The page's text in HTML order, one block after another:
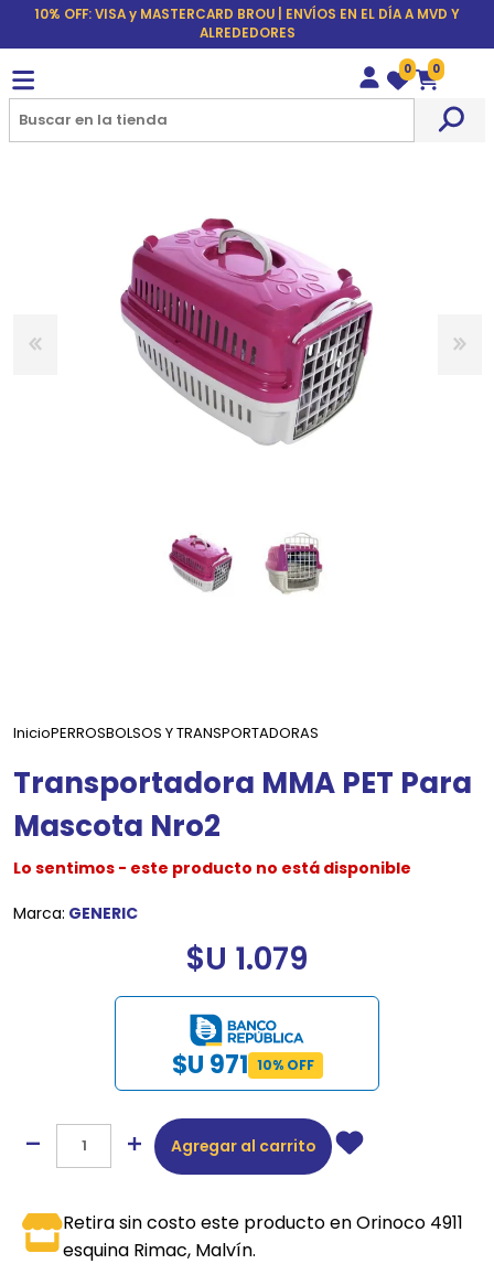
10% OFF: VISA y MASTERCARD BROU | ENVÍOS EN EL DÍA A MVD Y
ALREDEDORES
Wishlist
0
Carrito
0
InicioPERROSBOLSOS Y TRANSPORTADORAS
Transportadora MMA PET Para
Mascota Nro2
Lo sentimos - este producto no está disponible
Marca: GENERIC
$U 1.079
$U 971 10% OFF
Agregar al carrito
Retira sin costo este producto en Orinoco 4911
esquina Rimac, Malvín.